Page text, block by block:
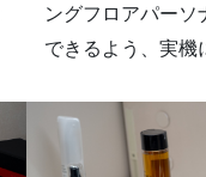
ングフロアパー
できるよう、実機